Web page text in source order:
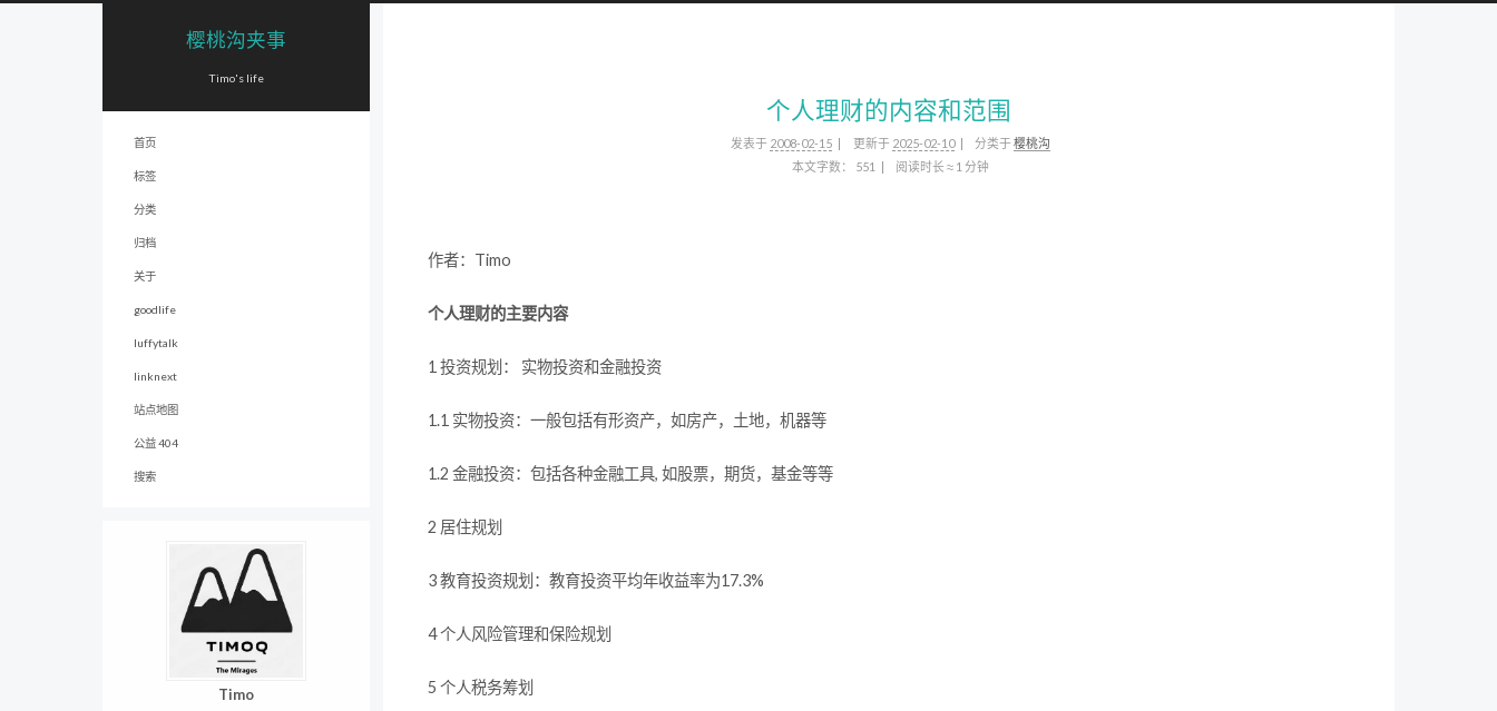
樱桃沟夹事
Timo's life
首页
标签
分类
归档
关于
goodlife
luffytalk
linknext
站点地图
公益 404
搜索
Timo
个人理财的内容和范围
发表于 2008-02-15 更新于 2025-02-10 分类于 樱桃沟
本文字数：
551 阅读时长 ≈ 1 分钟
作者：Timo
个人理财的主要内容
1 投资规划： 实物投资和金融投资
1.1 实物投资：一般包括有形资产，如房产，土地，机器等
1.2 金融投资：包括各种金融工具, 如股票，期货，基金等等
2 居住规划
3 教育投资规划：教育投资平均年收益率为17.3%
4 个人风险管理和保险规划
5 个人税务筹划